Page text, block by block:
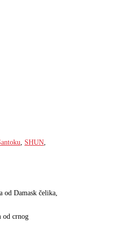
SHUN
Damask čelika,
od crnog